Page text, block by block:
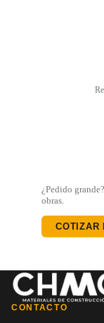
¿Pedido
obras.
COTIZAR
CONTACTO